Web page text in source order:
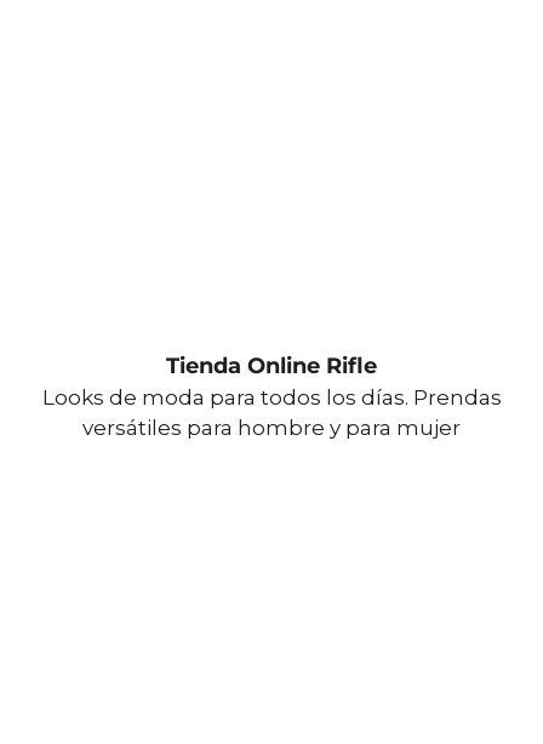
Tienda Online Rifle
Looks de moda para todos los días. Prendas
versátiles para hombre y para mujer